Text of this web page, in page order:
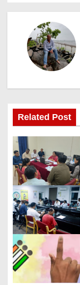
s
g
a
t
i
o
n
Related Post